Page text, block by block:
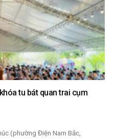
tu bát quan trai cụm
(phường Điện Nam Bắc,